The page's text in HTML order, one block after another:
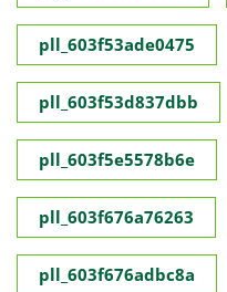
pll_603f53ade0475
pll_603f53d837dbb
pll_603f5e5578b6e
pll_603f676a76263
pll_603f676adbc8a